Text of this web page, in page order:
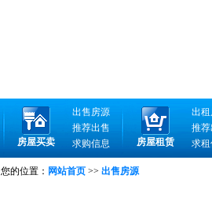
房屋买卖
出售房源
房屋租赁
出
推荐出售 推荐
求购信息 求租
您的位置： 网站首页 >> 出售房源